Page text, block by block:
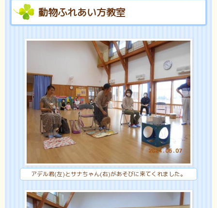
動物ふれあい方教室
アデル君(左)とサナちゃん(右)があそびに来てくれました。